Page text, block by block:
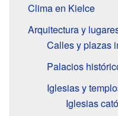
Clima en Kielce
Arquitectura y
Calles y plazas
Palacios
Iglesias y
Iglesias